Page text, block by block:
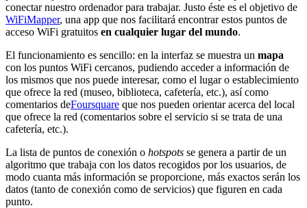
conectar nuestro ordenador para trabajar. Justo éste es el objetivo de
WiFiMapper, una app que nos facilitará encontrar estos puntos de
acceso WiFi gratuitos en cualquier lugar del mundo.
El funcionamiento es sencillo: en la interfaz se muestra un mapa
con los puntos WiFi cercanos, pudiendo acceder a información de
los mismos que nos puede interesar, como el lugar o establecimiento
que ofrece la red (museo, biblioteca, cafetería, etc.), así como
comentarios deFoursquare que nos pueden orientar acerca del local
que ofrece la red (comentarios sobre el servicio si se trata de una
cafetería, etc.).
La lista de puntos de conexión o hotspots se genera a partir de un
algoritmo que trabaja con los datos recogidos por los usuarios, de
modo cuanta más información se proporcione, más exactos serán los
datos (tanto de conexión como de servicios) que figuren en cada
punto.